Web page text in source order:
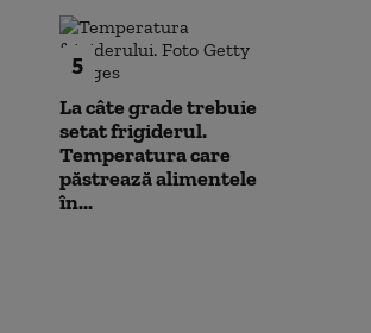
5
La câte grade trebuie
setat frigiderul.
Temperatura care
păstrează alimentele
în...